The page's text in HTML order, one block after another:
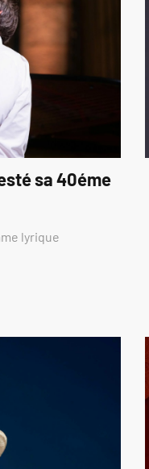
sa 40éme
lyrique